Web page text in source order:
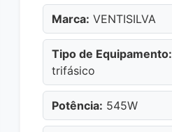
Marca: VENTISILVA
Tipo de Equipamento:
trifásico
Potência: 545W